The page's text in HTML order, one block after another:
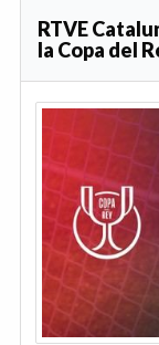
RTVE
la Copa del